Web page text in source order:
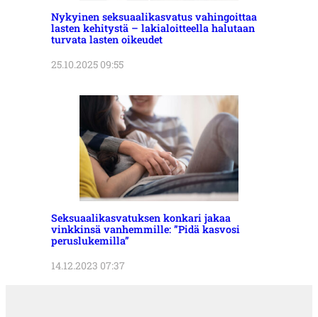
Nykyinen seksuaalikasvatus vahingoittaa
lasten kehitystä – lakialoitteella halutaan
turvata lasten oikeudet
25.10.2025 09:55
Seksuaalikasvatuksen konkari jakaa
vinkkinsä vanhemmille: ”Pidä kasvosi
peruslukemilla”
14.12.2023 07:37